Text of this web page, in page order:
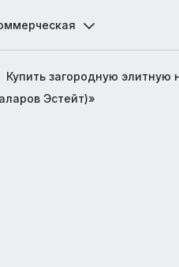
Купить загородную элитную
Эстейт)»